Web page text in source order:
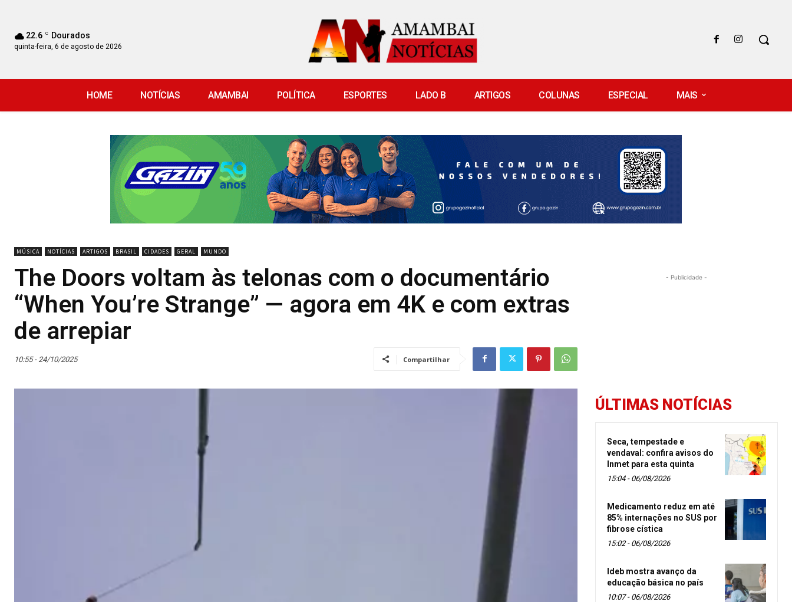
22.6 C Dourados
quinta-feira, 6 de agosto de 2026
HOME NOTÍCIAS AMAMBAI POLÍTICA ESPORTES LADO B ARTIGOS COLUNAS ESPECIAL MAIS
MÚSICA NOTÍCIAS ARTIGOS BRASIL CIDADES GERAL MUNDO
The Doors voltam às telonas com o documentário
“When You’re Strange” — agora em 4K e com extras
de arrepiar
10:55 - 24/10/2025 Compartilhar
- Publicidade -
ÚLTIMAS NOTÍCIAS
Seca, tempestade e
vendaval: confira avisos do
Inmet para esta quinta
15:04 - 06/08/2026
Medicamento reduz em até
85% internações no SUS por
fibrose cística
15:02 - 06/08/2026
Ideb mostra avanço da
educação básica no país
10:07 - 06/08/2026